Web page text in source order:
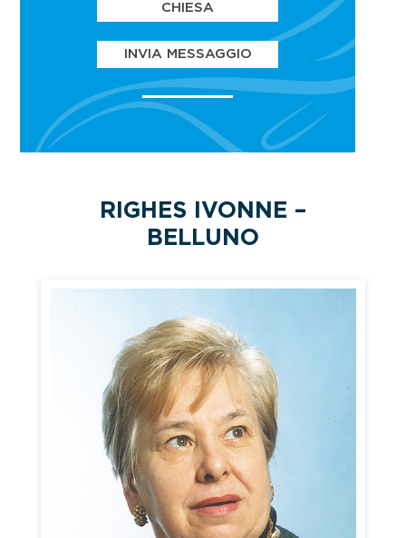
CHIESA
INVIA MESSAGGIO
RIGHES IVONNE –
BELLUNO